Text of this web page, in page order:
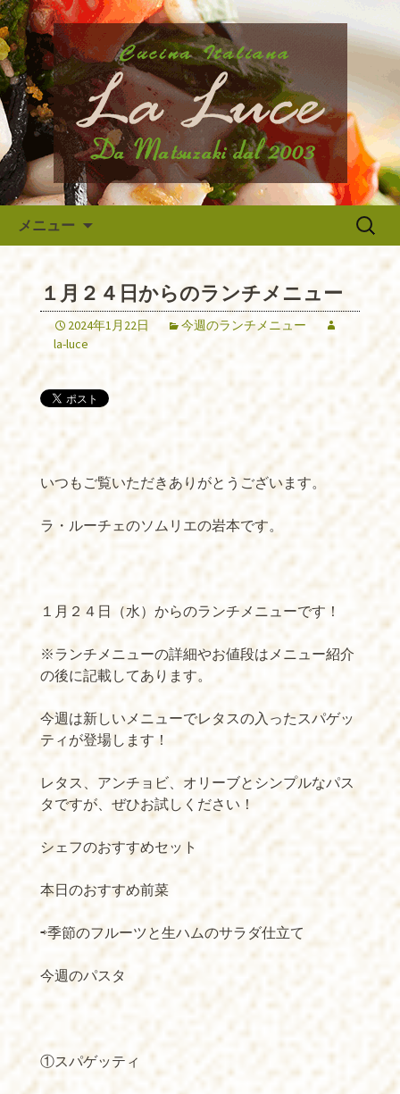
府中のイタリア料理『ラ・ルー
チェ』の最新情報
府中市、国分寺、調布などから近いイ
タリア料理『ラ・ルーチェ』のブログ
です。旬の食材の入荷情報や、新メニ
ュー・限定メニューなどの最新情報、
アルバイトさんや調理スタッフの求人
情報まで幅広く当店の情報をお届けい
たします。
メニュー
検
１月２４日からのランチメニュー
2024年1月22日
今週のランチメニュー
la-luce
⁡いつもご覧いただきありがとうございます。
ラ・ルーチェのソムリエの岩本です。
１月２４日（水）からのランチメニューです！
※ランチメニューの詳細やお値段はメニュー紹介
の後に記載してあります。
今週は新しいメニューでレタスの入ったスパゲッ
ティが登場します！
レタス、アンチョビ、オリーブとシンプルなパス
タですが、ぜひお試しください！
シェフのおすすめセット
本日のおすすめ前菜
⇨季節のフルーツと生ハムのサラダ仕立て
今週のパスタ
①スパゲッティ